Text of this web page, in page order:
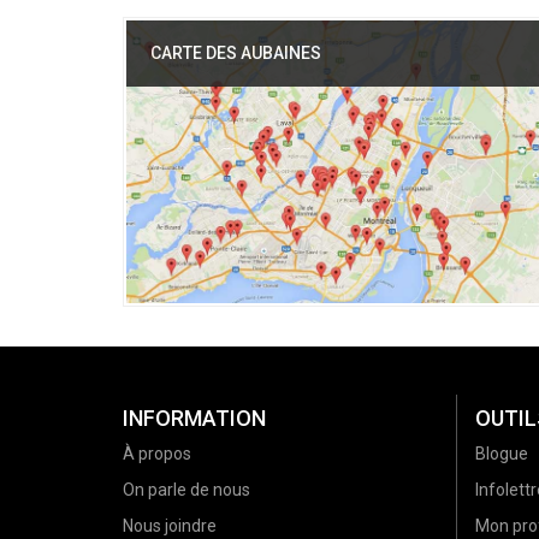
CARTE DES AUBAINES
INFORMATION
À propos
On parle de nous
Nous joindre
Blogue
Mon